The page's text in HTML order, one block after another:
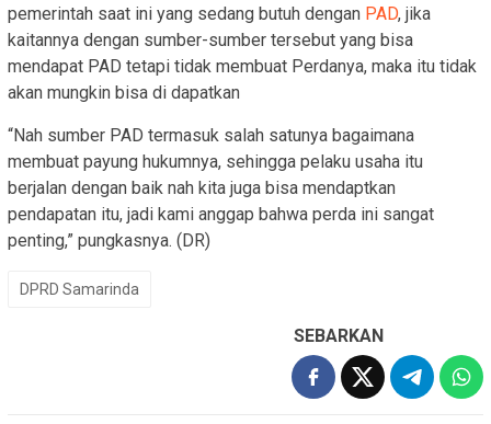
pemerintah saat ini yang sedang butuh dengan PAD, jika
kaitannya dengan sumber-sumber tersebut yang bisa
mendapat PAD tetapi tidak membuat Perdanya, maka itu tidak
akan mungkin bisa di dapatkan
“Nah sumber PAD termasuk salah satunya bagaimana
membuat payung hukumnya, sehingga pelaku usaha itu
berjalan dengan baik nah kita juga bisa mendaptkan
pendapatan itu, jadi kami anggap bahwa perda ini sangat
penting,” pungkasnya. (DR)
DPRD Samarinda
SEBARKAN